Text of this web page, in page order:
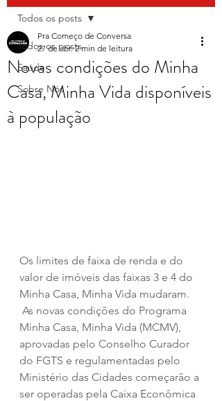
Todos os posts
Saúde
Sobre Nós
Todos os posts
Novas condições do Minha
Casa, Minha Vida disponíveis
à população
Pra Começo de Conversa
27 de abr. 2 min de leitura
Os limites de faixa de renda e do
valor de imóveis das faixas 3 e 4 do
Minha Casa, Minha Vida mudaram.
As novas condições do Programa
Minha Casa, Minha Vida (MCMV),
aprovadas pelo Conselho Curador
do FGTS e regulamentadas pelo
Ministério das Cidades começarão a
ser operadas pela Caixa Econômica